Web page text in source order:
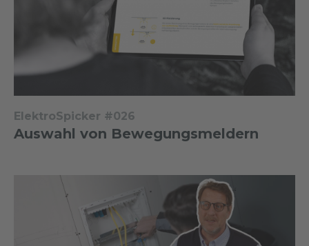
ElektroSpicker #026
Auswahl von Bewegungsmeldern